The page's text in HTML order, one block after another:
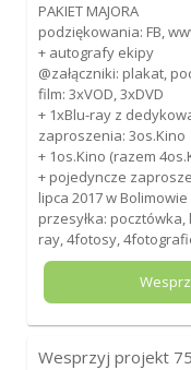
PAKIET MAJORA
podziękowania: FB,
+ autografy ekipy
@załączniki: plakat,
film: 3xVOD, 3xDVD
+ 1xBlu-ray z
zaproszenia: 3os.Kino
+ 1os.Kino (razem
+ pojedyncze
lipca 2017 w Bolimowie
przesyłka: pocztówka,
ray, 4fotosy,
Wesprzyj projekt